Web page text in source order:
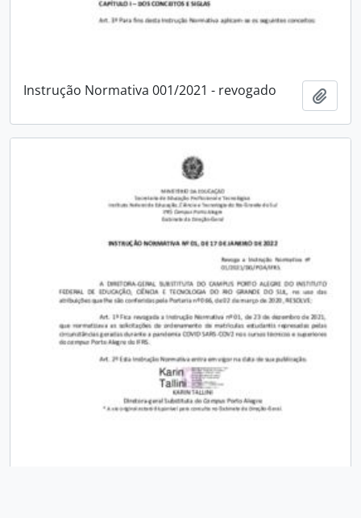
Instrução Normativa 001/2021 - revogado